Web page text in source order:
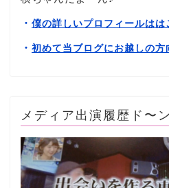
・ 僕の詳しいプロフィールはは
・ 初めて当ブログにお越しの
メディア出演履歴ド〜